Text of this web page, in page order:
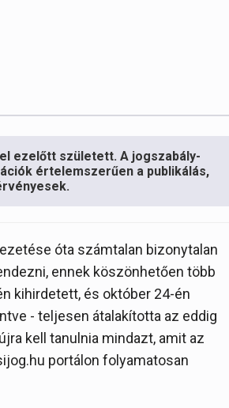
ezelőtt született. A jogszabály-
értelemszerűen a publikálás,
óta számtalan bizonytalan
ennek köszönhetően több
kihirdetett, és október 24-én
- teljesen átalakította az eddig
kell tanulnia mindazt, amit az
portálon folyamatosan